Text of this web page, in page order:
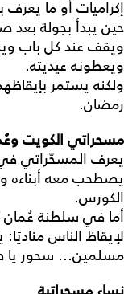
إكراميات أو ما يعرف
حين يبدأ بجولة بعد
ويقف عند كل باب
ويعطونه عيديته.
ولكنه يستمر
رمضان.
مسحراتي الكويت
يعرف المسحّراتي في
يصطحب معه أبناءه
الكورس.
أما في سلطنة عُمان
لإيقاظ الناس
مسلمين... سحور يا